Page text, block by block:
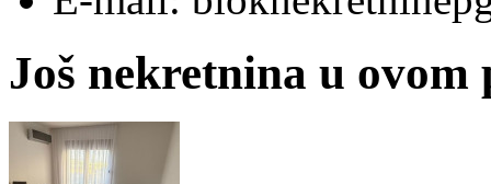
Još nekretnina u ovom